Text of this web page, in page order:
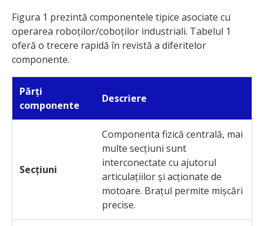
Figura 1 prezintă componentele tipice asociate cu
operarea roboților/coboților industriali. Tabelul 1
oferă o trecere rapidă în revistă a diferitelor
componente.
Părți
componente
Descriere
Secțiuni
Componenta fizică centrală, mai
multe secțiuni sunt
interconectate cu ajutorul
articulațiilor și acționate de
motoare. Brațul permite mișcări
precise.